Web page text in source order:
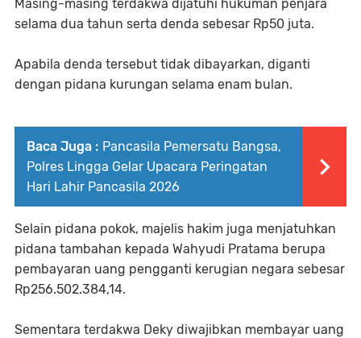
Masing-masing terdakwa dijatuhi hukuman penjara
selama dua tahun serta denda sebesar Rp50 juta.
Apabila denda tersebut tidak dibayarkan, diganti
dengan pidana kurungan selama enam bulan.
Baca Juga : Pancasila Pemersatu Bangsa,
Polres Lingga Gelar Upacara Peringatan
Hari Lahir Pancasila 2026
Selain pidana pokok, majelis hakim juga menjatuhkan
pidana tambahan kepada Wahyudi Pratama berupa
pembayaran uang pengganti kerugian negara sebesar
Rp256.502.384,14.
Sementara terdakwa Deky diwajibkan membayar uang